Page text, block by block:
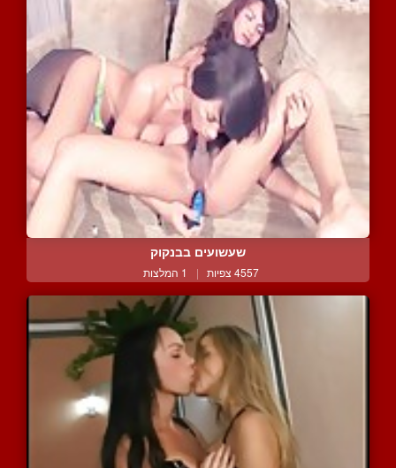
שעשועים בבנקוק
4557 צפיות | 1 המלצות